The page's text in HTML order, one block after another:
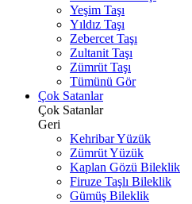
Yeşim Taşı
Yıldız Taşı
Zebercet Taşı
Zultanit Taşı
Zümrüt Taşı
Tümünü Gör
Çok Satanlar
Çok Satanlar
Geri
Kehribar Yüzük
Zümrüt Yüzük
Kaplan Gözü Bileklik
Firuze Taşlı Bileklik
Gümüş Bileklik